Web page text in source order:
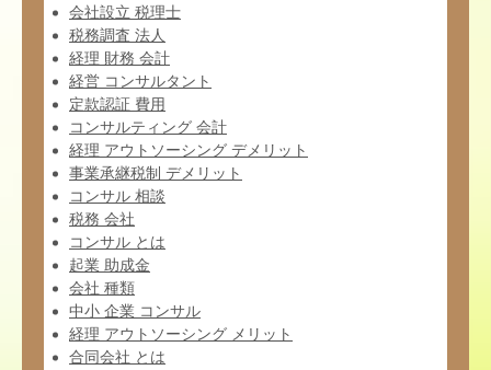
会社設立 税理士
税務調査 法人
経理 財務 会計
経営 コンサルタント
定款認証 費用
コンサルティング 会計
経理 アウトソーシング デメリット
事業承継税制 デメリット
コンサル 相談
税務 会社
コンサル とは
起業 助成金
会社 種類
中小 企業 コンサル
経理 アウトソーシング メリット
合同会社 とは